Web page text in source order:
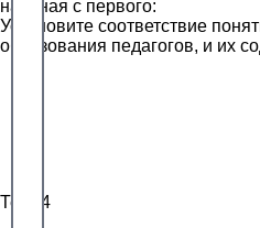
начиная с первого:
Установите соответствие
образования педагогов, и их
Тест 4